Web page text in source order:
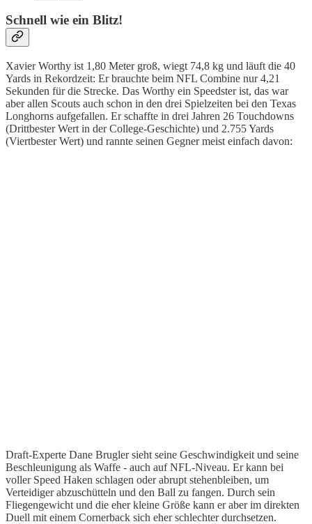
Schnell wie ein Blitz!
Xavier Worthy ist 1,80 Meter groß, wiegt 74,8 kg und läuft die 40
Yards in Rekordzeit: Er brauchte beim NFL Combine nur 4,21
Sekunden für die Strecke. Das Worthy ein Speedster ist, das war
aber allen Scouts auch schon in den drei Spielzeiten bei den Texas
Longhorns aufgefallen. Er schaffte in drei Jahren 26 Touchdowns
(Drittbester Wert in der College-Geschichte) und 2.755 Yards
(Viertbester Wert) und rannte seinen Gegner meist einfach davon:
Draft-Experte Dane Brugler sieht seine Geschwindigkeit und seine
Beschleunigung als Waffe - auch auf NFL-Niveau. Er kann bei
voller Speed Haken schlagen oder abrupt stehenbleiben, um
Verteidiger abzuschütteln und den Ball zu fangen. Durch sein
Fliegengewicht und die eher kleine Größe kann er aber im direkten
Duell mit einem Cornerback sich eher schlechter durchsetzen.